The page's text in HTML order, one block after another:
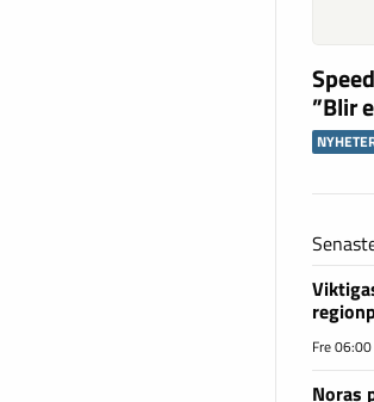
”Blir
Fre 06:00
Noras